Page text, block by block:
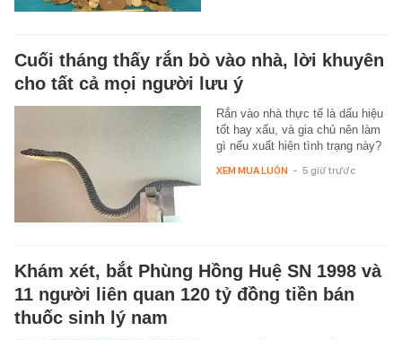
Cuối tháng thấy rắn bò vào nhà, lời khuyên
cho tất cả mọi người lưu ý
Rắn vào nhà thực tế là dấu hiệu
tốt hay xấu, và gia chủ nên làm
gì nếu xuất hiện tình trạng này?
XEM MUA LUÔN - 5 giờ trước
Khám xét, bắt Phùng Hồng Huệ SN 1998 và
11 người liên quan 120 tỷ đồng tiền bán
thuốc sinh lý nam